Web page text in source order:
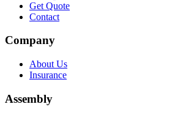
Get Quote
Contact
Company
About Us
Insurance
Assembly